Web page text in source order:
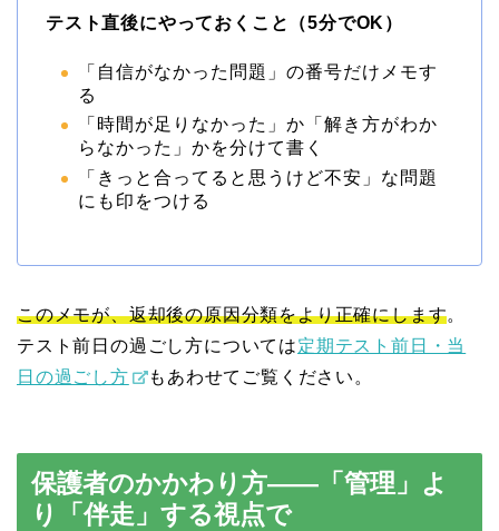
テスト直後にやっておくこと（5分でOK）
「自信がなかった問題」の番号だけメモす
る
「時間が足りなかった」か「解き方がわか
らなかった」かを分けて書く
「きっと合ってると思うけど不安」な問題
にも印をつける
このメモが、返却後の原因分類をより正確にします。
テスト前日の過ごし方については定期テスト前日・当
日の過ごし方
もあわせてご覧ください。
保護者のかかわり方——「管理」よ
り「伴走」する視点で